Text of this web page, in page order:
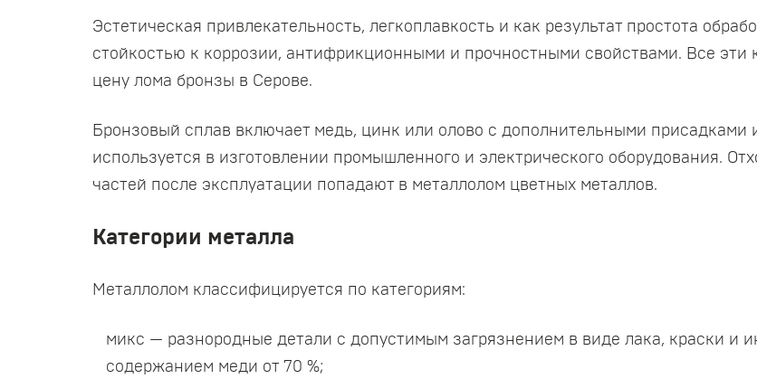
Эстетическая привлекательность, легкоплавкость и как результат простота
стойкостью к коррозии, антифрикционными и прочностными свойствами. Все эти
цену лома бронзы в Серове.
Бронзовый сплав включает медь, цинк или олово с дополнительными
используется в изготовлении промышленного и электрического оборудования.
частей после эксплуатации попадают в металлолом цветных металлов.
Категории металла
Металлолом классифицируется по категориям:
микс — разнородные детали с допустимым загрязнением в виде лака, краски и
содержанием меди от 70 %;